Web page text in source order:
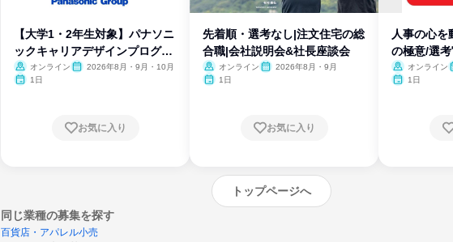
【大学1・2年生対象】パナソニ
ックキャリアデザインプログラ
ム
オンライン
2026年8月・9月・10月
1日
お気に入り
先着順・選考なし|注文住宅の総
合職|会社説明会&社長座談会
オンライン
2026年8月・9月
1日
お気に入り
人事の心を
の極意/選
開
オンライン
1日
トップページへ
同じ業種の募集を探す
百貨店・アパレル小売